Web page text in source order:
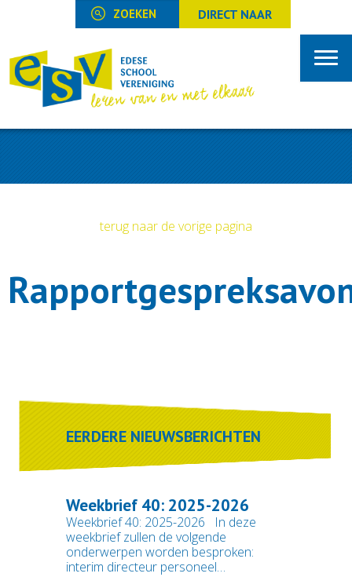
DIRECT NAAR
terug naar de vorige pagina
EERDERE NIEUWSBERICHTEN
Weekbrief 40: 2025-2026
Weekbrief 40: 2025-2026 In deze
weekbrief zullen de volgende
onderwerpen worden besproken:
interim directeur personeel…